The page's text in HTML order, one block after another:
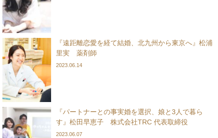
『遠距離恋愛を経て結婚、北九州から東京へ』松浦
里実 薬剤師
2023.06.14
『パートナーとの事実婚を選択、娘と3人で暮ら
す』松田早恵子 株式会社TRC 代表取締役
2023.06.07